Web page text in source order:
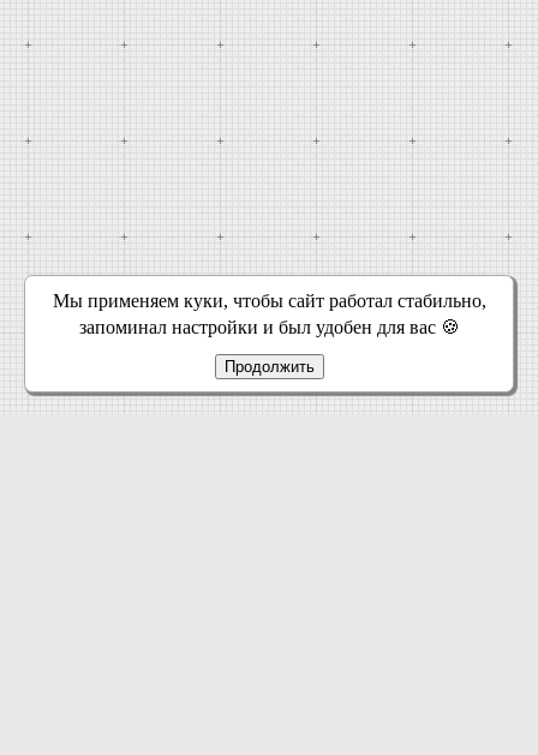
Мы применяем куки, чтобы сайт работал стабильно,
запоминал настройки и был удобен для вас 🍪
Продолжить